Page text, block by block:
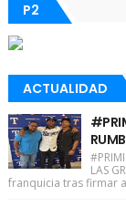
P2
ACTUALIDAD
LAS
franquicia tras firmar